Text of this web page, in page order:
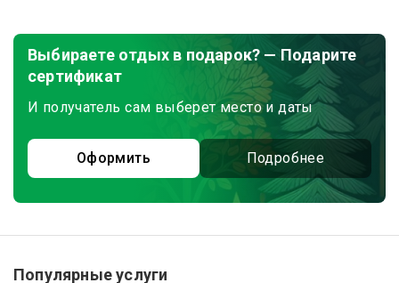
Выбираете отдых в подарок? — Подарите
сертификат
И получатель сам выберет место и даты
Оформить Подробнее
Популярные услуги